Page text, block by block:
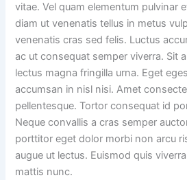
vitae. Vel quam elementum pulvinar
diam ut venenatis tellus in metus
venenatis cras sed felis. Luctus
ac ut consequat semper viverra. Sit
lectus magna fringilla urna. Eget
accumsan in nisl nisi. Amet
pellentesque. Tortor consequat id
Neque convallis a cras semper
porttitor eget dolor morbi non arcu
augue ut lectus. Euismod quis
mattis nunc.